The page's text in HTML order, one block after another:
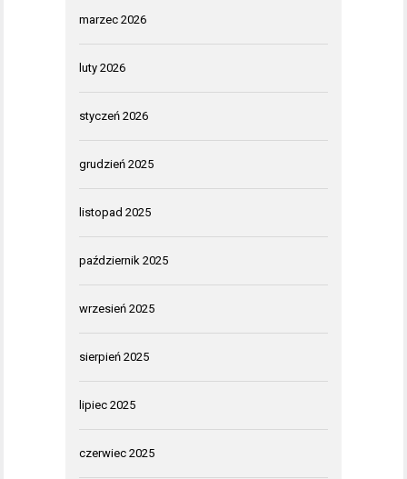
marzec 2026
luty 2026
styczeń 2026
grudzień 2025
listopad 2025
październik 2025
wrzesień 2025
sierpień 2025
lipiec 2025
czerwiec 2025